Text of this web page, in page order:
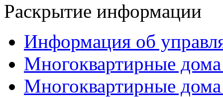
Раскрытие информации
Информация об
Многоквартирные
Многоквартирные